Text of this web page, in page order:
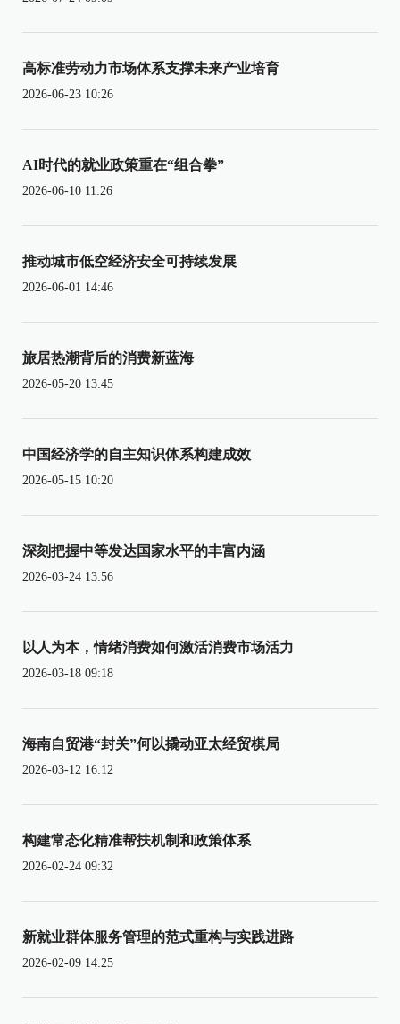
高标准劳动力市场体系支撑未来产业培育
2026-06-23 10:26
AI时代的就业政策重在“组合拳”
2026-06-10 11:26
推动城市低空经济安全可持续发展
2026-06-01 14:46
旅居热潮背后的消费新蓝海
2026-05-20 13:45
中国经济学的自主知识体系构建成效
2026-05-15 10:20
深刻把握中等发达国家水平的丰富内涵
2026-03-24 13:56
以人为本，情绪消费如何激活消费市场活力
2026-03-18 09:18
海南自贸港“封关”何以撬动亚太经贸棋局
2026-03-12 16:12
构建常态化精准帮扶机制和政策体系
2026-02-24 09:32
新就业群体服务管理的范式重构与实践进路
2026-02-09 14:25